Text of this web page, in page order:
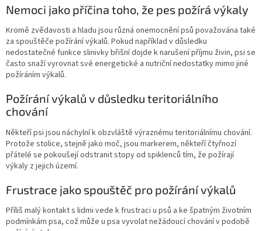
Nemoci jako příčina toho, že pes požírá výkaly
Kromě zvědavosti a hladu jsou různá onemocnění psů považována také
za spouštěče požírání výkalů. Pokud například v důsledku
nedostatečné funkce slinivky břišní dojde k narušení příjmu živin, psi se
často snaží vyrovnat své energetické a nutriční nedostatky mimo jiné
požíráním výkalů.
Požírání výkalů v důsledku teritoriálního
chování
Někteří psi jsou náchylní k obzvláště výraznému teritoriálnímu chování.
Protože stolice, stejně jako moč, jsou markerem, někteří čtyřnozí
přátelé se pokoušejí odstranit stopy od spiklenců tím, že požírají
výkaly z jejich území.
Frustrace jako spouštěč pro požírání výkalů
Příliš malý kontakt s lidmi vede k frustraci u psů a ke špatným životním
podmínkám psa, což může u psa vyvolat nežádoucí chování v podobě